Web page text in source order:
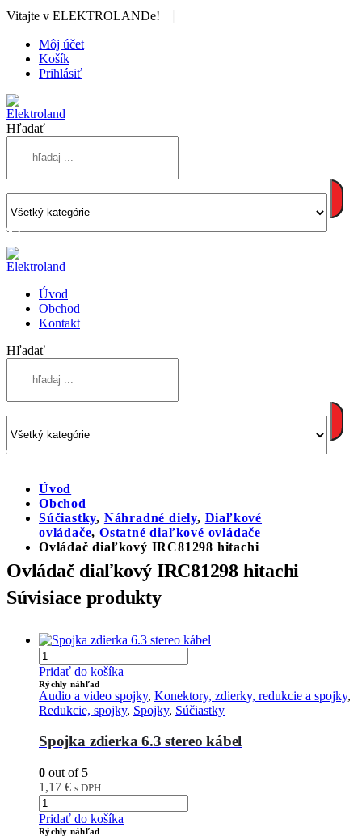
Vitajte v ELEKTROLANDe!
Môj účet
Košík
Prihlásiť
Hľadať
Úvod
Obchod
Kontakt
Hľadať
Úvod
Obchod
Súčiastky, Náhradné diely, Diaľkové
ovládače,Ostatné diaľkové ovládače
Ovládač diaľkový IRC81298 hitachi
Ovládač diaľkový IRC81298 hitachi
Súvisiace produkty
Pridať do košíka
Rýchly náhľad
Audio a video spojky, Konektory, zdierky, redukcie a spojky,
Redukcie, spojky, Spojky, Súčiastky
Spojka zdierka 6.3 stereo kábel
0 out of 5
1,17 € s DPH
Pridať do košíka
Rýchly náhľad